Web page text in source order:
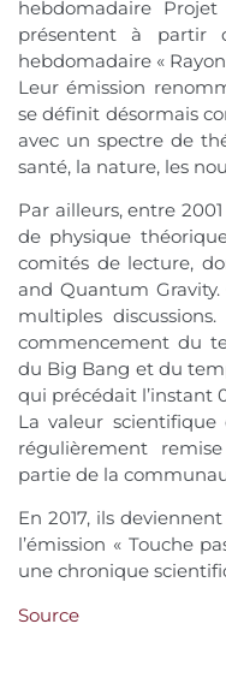
hebdomadaire
présentent à partir
hebdomadaire «
Leur émission
se définit désormais
avec un spectre de
santé, la nature, les
Par ailleurs, entre
de physique
comités de lecture,
and Quantum
multiples
commencement du
du Big Bang et du
qui précédait l’instant
La valeur
régulièrement
partie de la
En 2017, ils
l’émission « Touche
une chronique
Source